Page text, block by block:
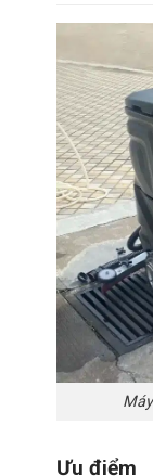
Ưu điểm